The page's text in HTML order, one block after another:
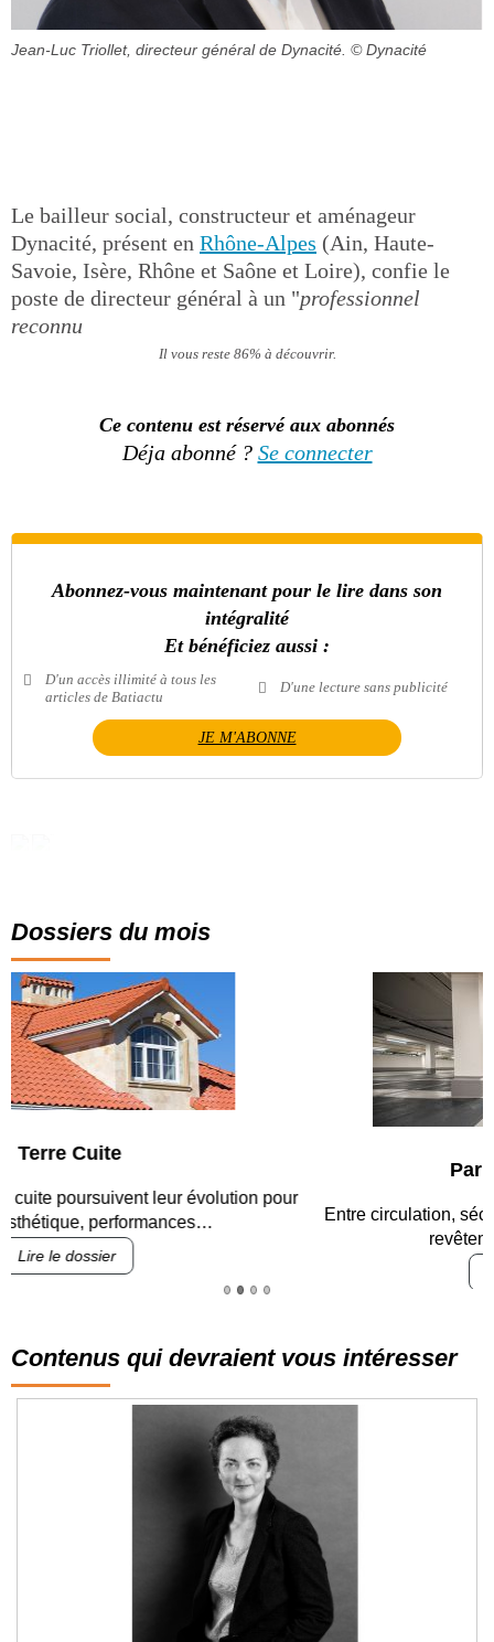
Jean-Luc Triollet, directeur général de Dynacité. © Dynacité
Le bailleur social, constructeur et aménageur
Dynacité, présent en Rhône-Alpes (Ain, Haute-
Savoie, Isère, Rhône et Saône et Loire), confie le
poste de directeur général à un "professionnel
reconnu
Il vous reste 86% à découvrir.
Ce contenu est réservé aux abonnés
Déja abonné ? Se connecter
Abonnez-vous maintenant pour le lire dans son
intégralité
Et bénéficiez aussi :
D'un accès illimité à tous les
articles de Batiactu
D'une lecture sans publicité
JE M'ABONNE
Dossiers du mois
Entre circulation, sécurisation des accès, durabilité des
Contenus qui devraient vous intéresser